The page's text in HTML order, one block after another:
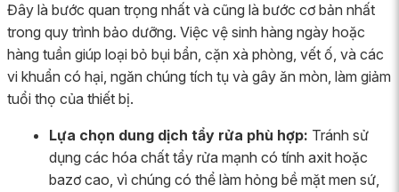
Đây là bước quan trọng nhất và cũng là bước cơ bản nhất
trong quy trình bảo dưỡng. Việc vệ sinh hàng ngày hoặc
hàng tuần giúp loại bỏ bụi bẩn, cặn xà phòng, vết ố, và các
vi khuẩn có hại, ngăn chúng tích tụ và gây ăn mòn, làm giảm
tuổi thọ của thiết bị.
Lựa chọn dung dịch tẩy rửa phù hợp: Tránh sử
dụng các hóa chất tẩy rửa mạnh có tính axit hoặc
bazơ cao, vì chúng có thể làm hỏng bề mặt men sứ,